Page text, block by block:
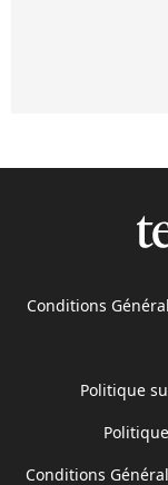
Conditions
Politique
Conditions